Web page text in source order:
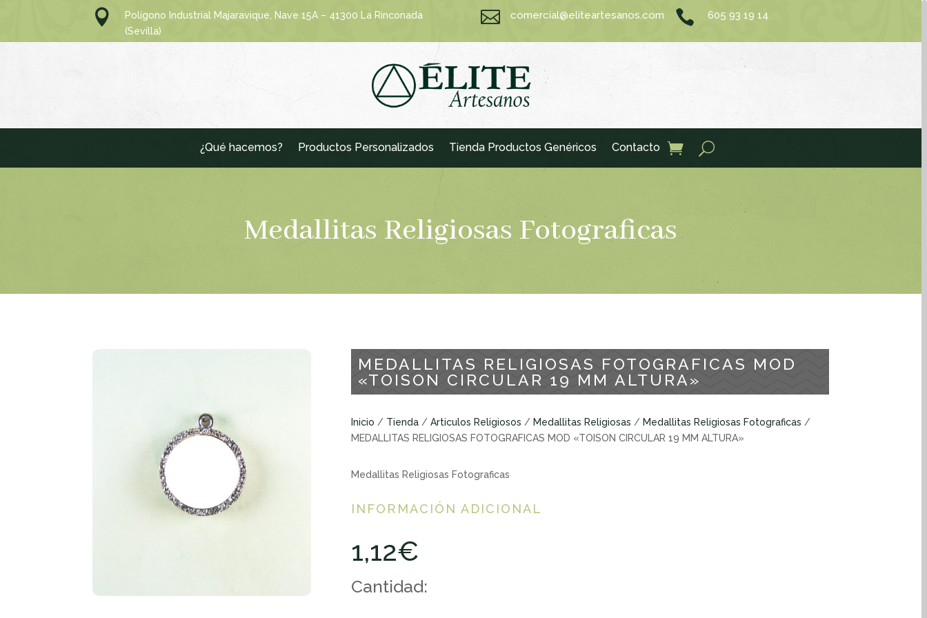

Polígono Industrial Majaravique, Nave 15A – 41300 La Rinconada
(Sevilla)
 comercial@eliteartesanos.com  605 93 19 14
¿Qué hacemos? Productos Personalizados Tienda Productos Genéricos Contacto
Medallitas Religiosas Fotograficas
MEDALLITAS RELIGIOSAS FOTOGRAFICAS MOD
«TOISON CIRCULAR 19 MM ALTURA»
Inicio / Tienda /Articulos Religiosos / Medallitas Religiosas / Medallitas Religiosas Fotograficas /
MEDALLITAS RELIGIOSAS FOTOGRAFICAS MOD «TOISON CIRCULAR 19 MM ALTURA»
Medallitas Religiosas Fotograficas
INFORMACIÓN ADICIONAL
1,12€
Cantidad: